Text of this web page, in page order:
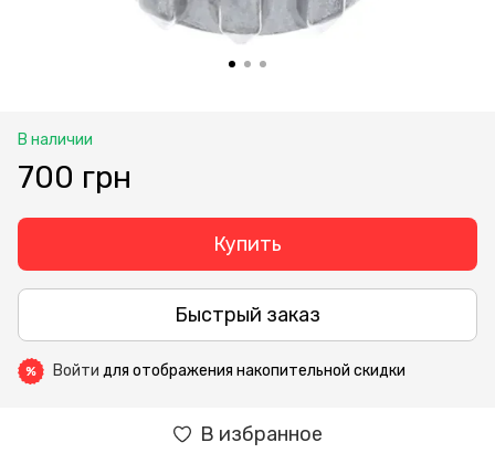
В наличии
700 грн
Купить
Быстрый заказ
% Войти для отображения накопительной скидки
В избранное